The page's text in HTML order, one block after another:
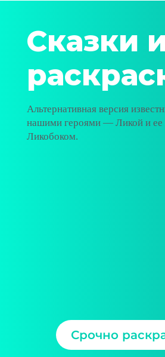
Сказки
Альтернативная версия
нашими героями — Ликой и ее
Ликобоком.
Срочно